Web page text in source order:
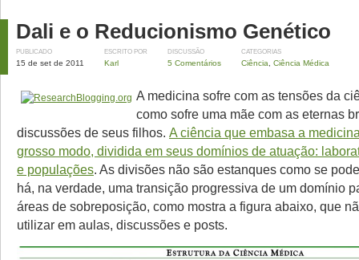
Dali e o Reducionismo Genético
PUBLICADO
15 de set de 2011
ESCRITO POR
Karl
DISCUSSÃO
5 Comentários
CATEGORIAS
Ciência Ciência Médica
A medicina sofre com as tensões da
como sofre uma mãe com as eternas
discussões de seus filhos. A ciência que embasa a
grosso modo, dividida em seus domínios de atuação:
e populações. As divisões não são estanques como se
há, na verdade, uma transição progressiva de um domínio
áreas de sobreposição, como mostra a figura abaixo, que
utilizar em aulas, discussões e posts.